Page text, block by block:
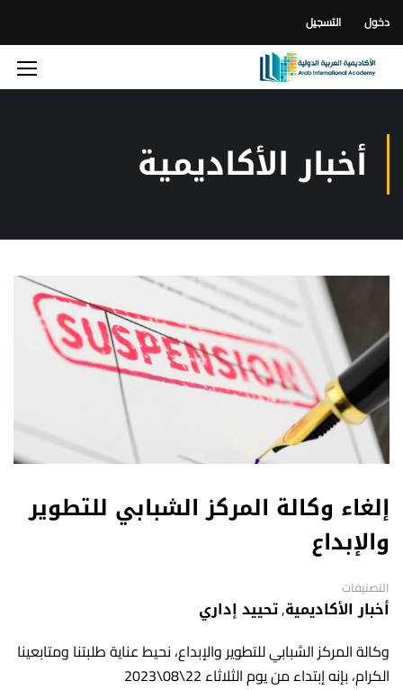
دخول التسجيل
أخبار الأكاديمية
إلغاء وكالة المركز الشبابي للتطوير
والإبداع
التصنيفات
أخبار الأكاديمية,تحييد إداري
وكالة المركز الشبابي للتطوير والإبداع، نحيط عناية طلبتنا ومتابعينا
الكرام، بإنه إبتداء من يوم الثلاثاء 22\08\2023